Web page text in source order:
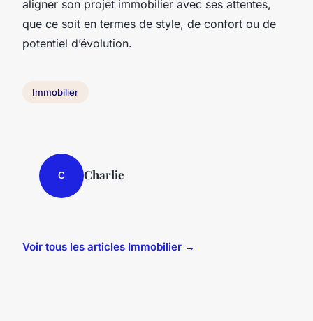
aligner son projet immobilier avec ses attentes,
que ce soit en termes de style, de confort ou de
potentiel d’évolution.
Immobilier
C Charlie
Voir tous les articles Immobilier →